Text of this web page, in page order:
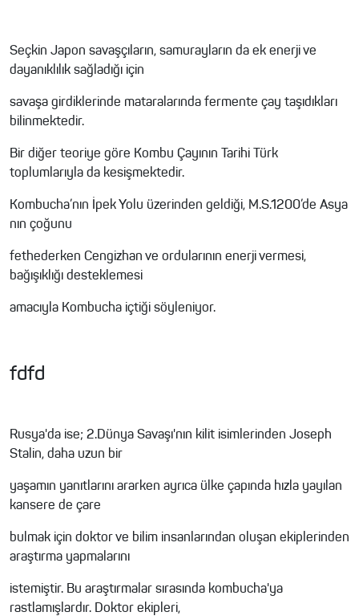
Seçkin Japon savaşçıların, samurayların da ek enerji ve
dayanıklılık sağladığı için
savaşa girdiklerinde mataralarında fermente çay taşıdıkları
bilinmektedir.
Bir diğer teoriye göre Kombu Çayının Tarihi Türk
toplumlarıyla da kesişmektedir.
Kombucha’nın İpek Yolu üzerinden geldiği, M.S.1200’de Asya
nın çoğunu
fethederken Cengizhan ve ordularının enerji vermesi,
bağışıklığı desteklemesi
amacıyla Kombucha içtiği söyleniyor.
fdfd
Rusya'da ise; 2.Dünya Savaşı'nın kilit isimlerinden Joseph
Stalin, daha uzun bir
yaşamın yanıtlarını ararken ayrıca ülke çapında hızla yayılan
kansere de çare
bulmak için doktor ve bilim insanlarından oluşan ekiplerinden
araştırma yapmalarını
istemiştir. Bu araştırmalar sırasında kombucha'ya
rastlamışlardır. Doktor ekipleri,